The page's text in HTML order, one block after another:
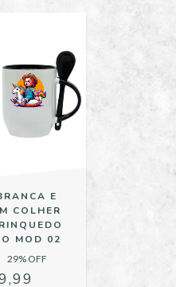
E
COLHER
MOD 02
29% OFF